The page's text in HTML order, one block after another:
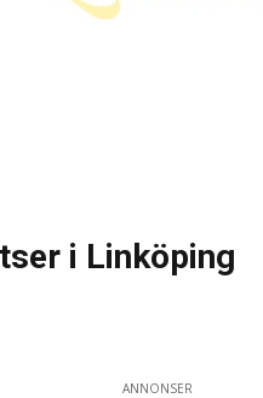
i Linköping
ANNONSER